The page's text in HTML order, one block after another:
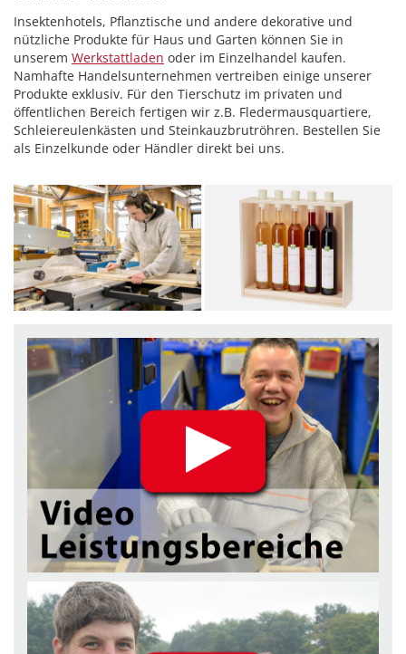
Insektenhotels, Pflanztische und andere dekorative und
nützliche Produkte für Haus und Garten können Sie in
unserem Werkstattladen oder im Einzelhandel kaufen.
Namhafte Handelsunternehmen vertreiben einige unserer
Produkte exklusiv. Für den Tierschutz im privaten und
öffentlichen Bereich fertigen wir z.B. Fledermausquartiere,
Schleiereulenkästen und Steinkauzbrutröhren. Bestellen Sie
als Einzelkunde oder Händler direkt bei uns.